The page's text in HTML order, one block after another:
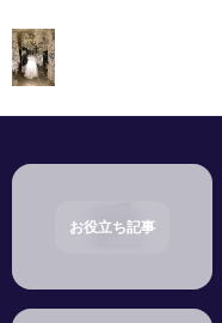
お役立ち記事